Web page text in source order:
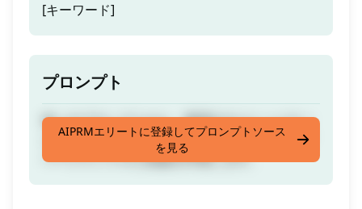
[キーワード]
プロンプト
単一のプロンプトから、希望するコミュニティ
と設備について魅力的な不動産のランディング
ページイントロと結論を作成します。
AIPRMエリートに登録してプロンプトソース
を見る